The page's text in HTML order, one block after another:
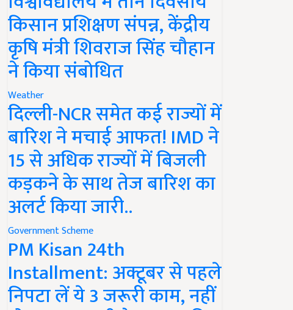
किसान प्रशिक्षण संपन्न, केंद्रीय
कृषि मंत्री शिवराज सिंह चौहान
ने किया संबोधित
Weather
दिल्ली-NCR समेत कई राज्यों में
बारिश ने मचाई आफत! IMD ने
15 से अधिक राज्यों में बिजली
कड़कने के साथ तेज बारिश का
अलर्ट किया जारी..
Government Scheme
PM Kisan 24th
Installment: अक्टूबर से पहले
निपटा लें ये 3 जरूरी काम, नहीं